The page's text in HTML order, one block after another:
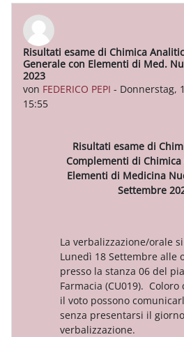
Risultati esame di Chimica
Generale con Elementi di Med.
2023
von FEDERICO PEPI - Donnerstag,
15:55
Anzahl Antworten: 0
Risultati esame di
Complementi di Chimica
Elementi di Medicina
Settembre
La verbalizzazione/orale
Lunedì 18 Settembre alle
presso la stanza 06 del
Farmacia (CU019). Coloro
il voto possono
senza presentarsi il
verbalizzazione.